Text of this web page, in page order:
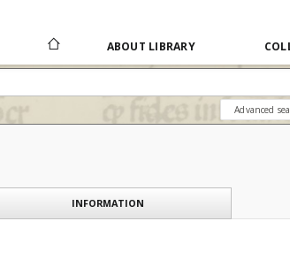
ABOUT LIBRARY
Advanced
INFORMATION